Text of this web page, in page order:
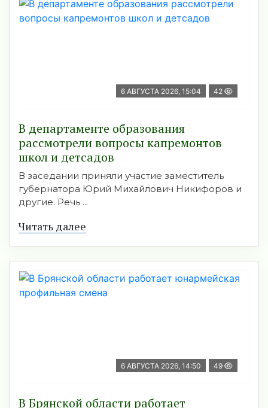
6 АВГУСТА 2026, 15:04 42
В департаменте образования
рассмотрели вопросы капремонтов
школ и детсадов
В заседании приняли участие заместитель
губернатора Юрий Михайлович Никифоров и
другие. Речь ...
Читать далее
6 АВГУСТА 2026, 14:50 49
В Брянской области работает